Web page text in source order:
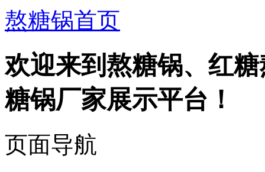
熬糖锅首页
欢迎来到熬糖锅、红
糖锅厂家展示平台！
页面导航